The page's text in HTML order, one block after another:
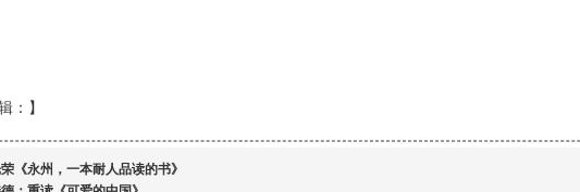
： 】
《永州，一本耐人品读的书》